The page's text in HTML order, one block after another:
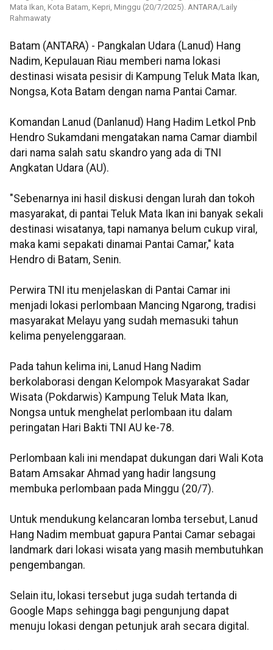
Mata Ikan, Kota Batam, Kepri, Minggu (20/7/2025). ANTARA/Laily
Rahmawaty
Batam (ANTARA) - Pangkalan Udara (Lanud) Hang
Nadim, Kepulauan Riau memberi nama lokasi
destinasi wisata pesisir di Kampung Teluk Mata Ikan,
Nongsa, Kota Batam dengan nama Pantai Camar.
Komandan Lanud (Danlanud) Hang Hadim Letkol Pnb
Hendro Sukamdani mengatakan nama Camar diambil
dari nama salah satu skandro yang ada di TNI
Angkatan Udara (AU).
"Sebenarnya ini hasil diskusi dengan lurah dan tokoh
masyarakat, di pantai Teluk Mata Ikan ini banyak sekali
destinasi wisatanya, tapi namanya belum cukup viral,
maka kami sepakati dinamai Pantai Camar," kata
Hendro di Batam, Senin.
Perwira TNI itu menjelaskan di Pantai Camar ini
menjadi lokasi perlombaan Mancing Ngarong, tradisi
masyarakat Melayu yang sudah memasuki tahun
kelima penyelenggaraan.
Pada tahun kelima ini, Lanud Hang Nadim
berkolaborasi dengan Kelompok Masyarakat Sadar
Wisata (Pokdarwis) Kampung Teluk Mata Ikan,
Nongsa untuk menghelat perlombaan itu dalam
peringatan Hari Bakti TNI AU ke-78.
Perlombaan kali ini mendapat dukungan dari Wali Kota
Batam Amsakar Ahmad yang hadir langsung
membuka perlombaan pada Minggu (20/7).
Untuk mendukung kelancaran lomba tersebut, Lanud
Hang Nadim membuat gapura Pantai Camar sebagai
landmark dari lokasi wisata yang masih membutuhkan
pengembangan.
Selain itu, lokasi tersebut juga sudah tertanda di
Google Maps sehingga bagi pengunjung dapat
menuju lokasi dengan petunjuk arah secara digital.